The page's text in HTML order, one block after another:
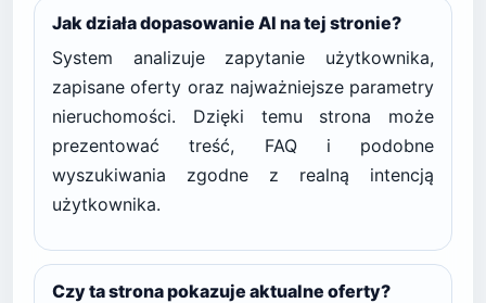
Jak działa dopasowanie AI na tej stronie?
System analizuje zapytanie użytkownika,
zapisane oferty oraz najważniejsze parametry
nieruchomości. Dzięki temu strona może
prezentować treść, FAQ i podobne
wyszukiwania zgodne z realną intencją
użytkownika.
Czy ta strona pokazuje aktualne oferty?